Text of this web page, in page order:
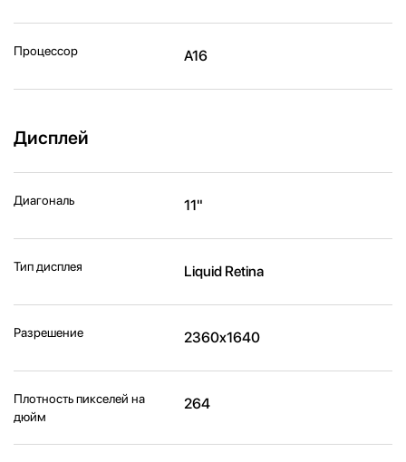
Процессор A16
Дисплей
Диагональ 11"
Тип дисплея Liquid Retina
Разрешение 2360x1640
Плотность пикселей на
дюйм
264